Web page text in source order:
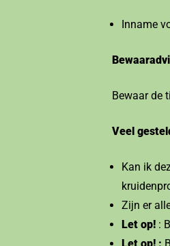
Inname
Bewaar de
Veel
Kan ik
Zijn er
Let op! :